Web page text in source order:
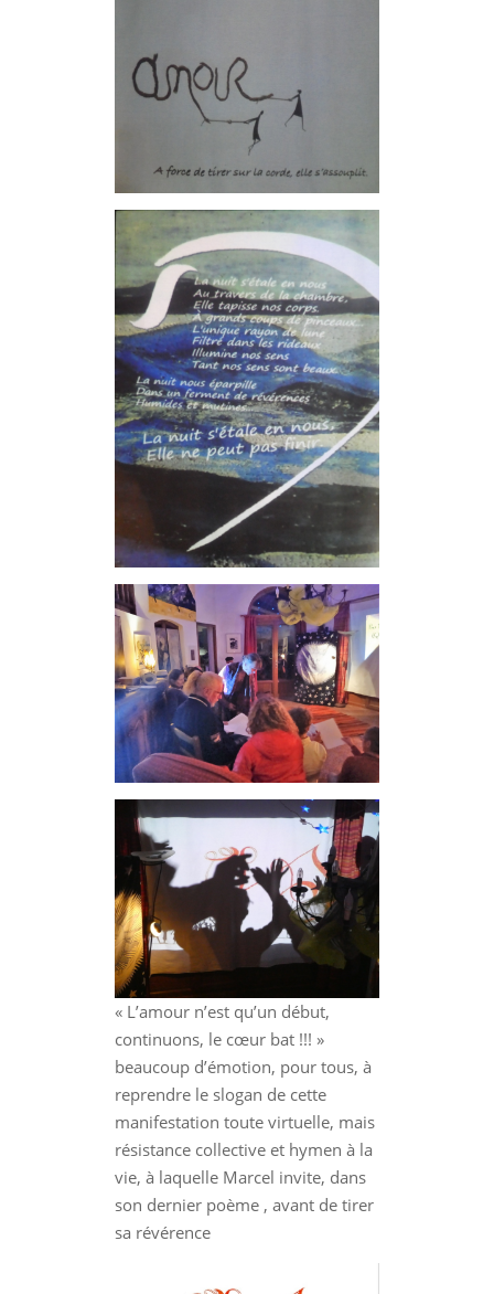
« L’amour n’est qu’un début,
continuons, le cœur bat !!! »
beaucoup d’émotion, pour tous, à
reprendre le slogan de cette
manifestation toute virtuelle, mais
résistance collective et hymen à la
vie, à laquelle Marcel invite, dans
son dernier poème , avant de tirer
sa révérence